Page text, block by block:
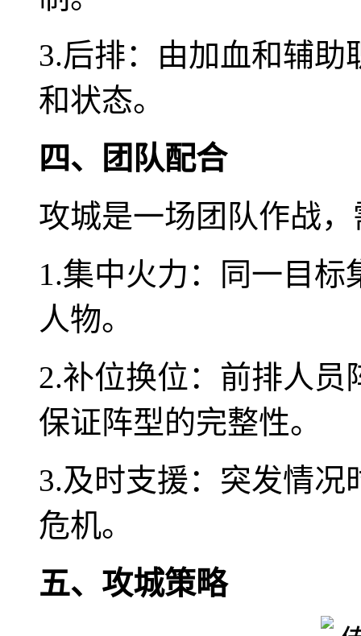
3.后排：由加血和辅
和状态。
四、团队配合
攻城是一场团队作战
1.集中火力：同一目
人物。
2.补位换位：前排人
保证阵型的完整性。
3.及时支援：突发情
危机。
五、攻城策略